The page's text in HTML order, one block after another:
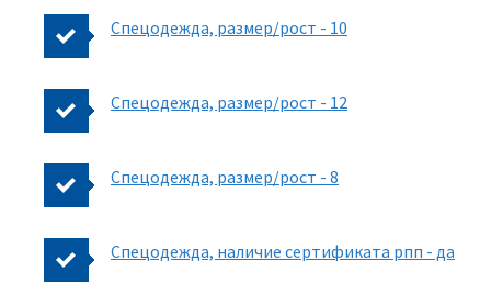
Спецодежда, размер/рост - 10
Спецодежда, размер/рост - 12
Спецодежда, размер/рост - 8
Спецодежда, наличие сертификата рпп - да